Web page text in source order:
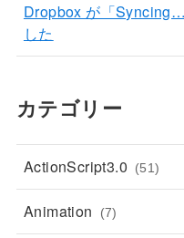
Dropbox が「
した
カテゴリー
ActionScript3.0 (51)
Animation (7)